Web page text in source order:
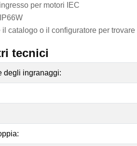
per motori IEC
catalogo o il configuratore per
tecnici
degli ingranaggi: